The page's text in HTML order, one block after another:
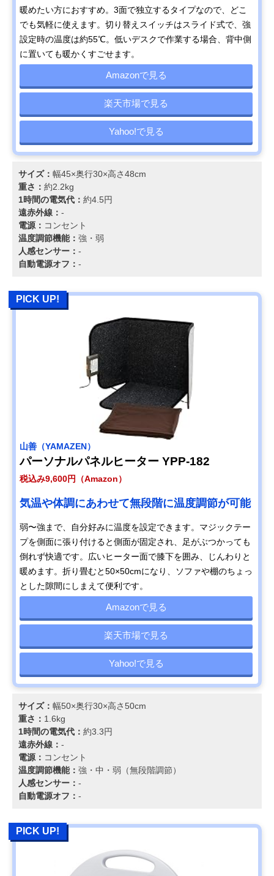
暖めたい方におすすめ。3面で独立するタイプなので、どこ
でも気軽に使えます。切り替えスイッチはスライド式で、強
設定時の温度は約55℃。低いデスクで作業する場合、背中側
に置いても暖かくすごせます。
Amazonで見る
楽天市場で見る
Yahoo!で見る
サイズ： 幅45×奥行30×高さ48cm
重さ： 約2.2kg
1時間の電気代： 約4.5円
遠赤外線： -
電源： コンセント
温度調節機能： 強・弱
人感センサー： -
自動電源オフ： -
PICK UP!
山善（YAMAZEN）
パーソナルパネルヒーター YPP-182
税込み9,600円（Amazon）
気温や体調にあわせて無段階に温度調節が可能
弱〜強まで、自分好みに温度を設定できます。マジックテー
プを側面に張り付けると側面が固定され、足がぶつかっても
倒れず快適です。広いヒーター面で膝下を囲み、じんわりと
暖めます。折り畳むと50×50cmになり、ソファや棚のちょっ
とした隙間にしまえて便利です。
Amazonで見る
楽天市場で見る
Yahoo!で見る
サイズ： 幅50×奥行30×高さ50cm
重さ： 1.6kg
1時間の電気代： 約3.3円
遠赤外線： -
電源： コンセント
温度調節機能： 強・中・弱（無段階調節）
人感センサー： -
自動電源オフ： -
PICK UP!